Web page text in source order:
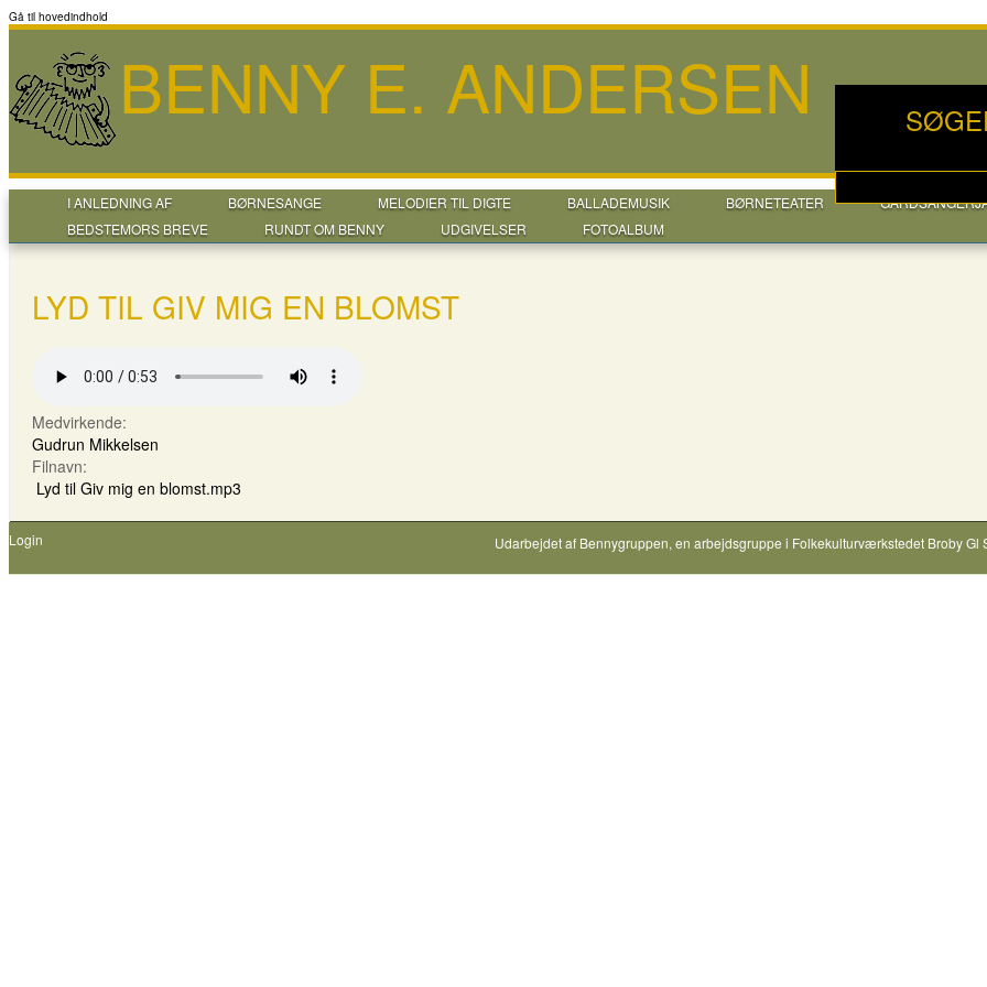
Gå til hovedindhold
BENNY E. ANDERSEN
I ANLEDNING AF BØRNESANGE MELODIER TIL DIGTE BALLADEMUSIK BØRNETEATER
BEDSTEMORS BREVE
RUNDT OM BENNY UDGIVELSER FOTOALBUM
LYD TIL GIV MIG EN BLOMST
Medvirkende:
Gudrun Mikkelsen
Filnavn:
Lyd til Giv mig en blomst.mp3
Login Udarbejdet af Bennygruppen, en arbejdsgruppe i Folkekulturværkstedet Broby Gl